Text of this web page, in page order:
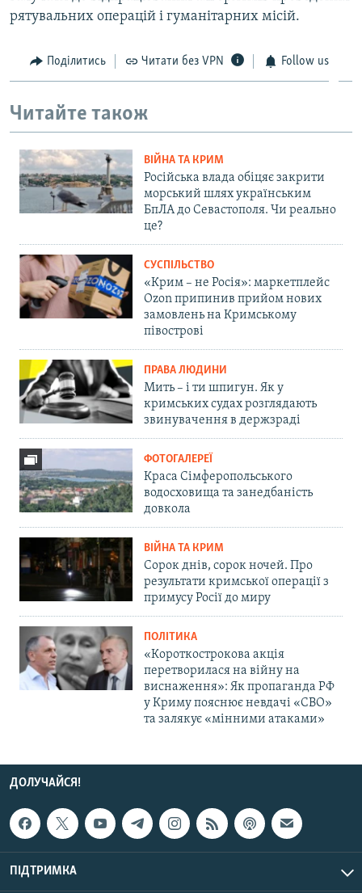
рятувальних операцій і гуманітарних місій.
Поділитись Читати без VPN Follow us
Читайте також
ВІЙНА ТА КРИМ
Російська влада обіцяє закрити
морський шлях українським
БпЛА до Севастополя. Чи реально
це?
СУСПІЛЬСТВО
«Крим – не Росія»: маркетплейс
Ozon припинив прийом нових
замовлень на Кримському
півострові
ПРАВА ЛЮДИНИ
Мить – і ти шпигун. Як у
кримських судах розглядають
звинувачення в держзраді
ФОТОГАЛЕРЕЇ
Краса Сімферопольського
водосховища та занедбаність
довкола
ВІЙНА ТА КРИМ
Сорок днів, сорок ночей. Про
результати кримської операції з
примусу Росії до миру
ПОЛІТИКА
«Короткострокова акція
перетворилася на війну на
виснаження»: Як пропаганда РФ
у Криму пояснює невдачі «СВО»
та залякує «мінними атаками»
ДОЛУЧАЙСЯ!
ПІДТРИМКА